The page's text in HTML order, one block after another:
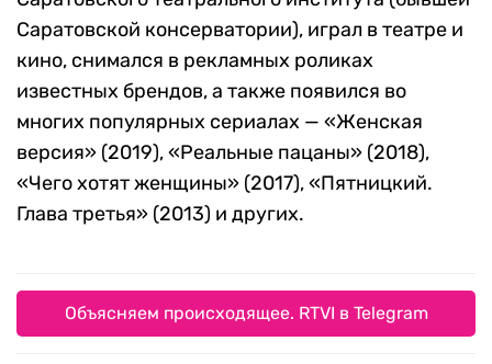
Саратовской консерватории), играл в театре и
кино, снимался в рекламных роликах
известных брендов, а также появился во
многих популярных сериалах — «Женская
версия» (2019), «Реальные пацаны» (2018),
«Чего хотят женщины» (2017), «Пятницкий.
Глава третья» (2013) и других.
Объясняем происходящее. RTVI в Telegram